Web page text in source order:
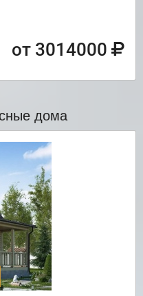
от 3014000
дома